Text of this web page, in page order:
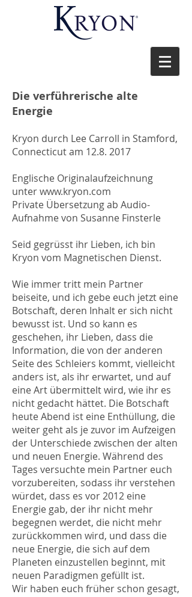
Die verführerische alte
Energie
Kryon durch Lee Carroll in Stamford,
Connecticut am 12.8. 2017
Englische Originalaufzeichnung
unter www.kryon.com
Private Übersetzung ab Audio-
Aufnahme von Susanne Finsterle
Seid gegrüsst ihr Lieben, ich bin
Kryon vom Magnetischen Dienst.
Wie immer tritt mein Partner
beiseite, und ich gebe euch jetzt eine
Botschaft, deren Inhalt er sich nicht
bewusst ist. Und so kann es
geschehen, ihr Lieben, dass die
Information, die von der anderen
Seite des Schleiers kommt, vielleicht
anders ist, als ihr erwartet, und auf
eine Art übermittelt wird, wie ihr es
nicht gedacht hättet. Die Botschaft
heute Abend ist eine Enthüllung, die
weiter geht als je zuvor im Aufzeigen
der Unterschiede zwischen der alten
und neuen Energie. Während des
Tages versuchte mein Partner euch
vorzubereiten, sodass ihr verstehen
würdet, dass es vor 2012 eine
Energie gab, der ihr nicht mehr
begegnen werdet, die nicht mehr
zurückkommen wird, und dass die
neue Energie, die sich auf dem
Planeten einzustellen beginnt, mit
neuen Paradigmen gefüllt ist.
Wir haben euch früher schon gesagt,